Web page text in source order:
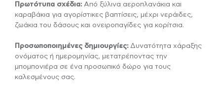
Πρωτότυπα σχέδια: Από ξύλινα αεροπλανάκια και
καραβάκια για αγορίστικες βαπτίσεις, μέχρι νεράιδες,
ζωάκια του δάσους και ονειροπαγίδες για κορίτσια.
Προσωποποιημένες δημιουργίες: Δυνατότητα χάραξης
ονόματος ή ημερομηνίας, μετατρέποντας την
μπομπονιέρα σε ένα προσωπικό δώρο για τους
καλεσμένους σας.